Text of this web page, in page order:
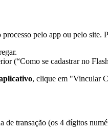
pelo app ou pelo site.
(“Como se cadastrar no
, clique em "Vincular
transação (os 4 dígitos